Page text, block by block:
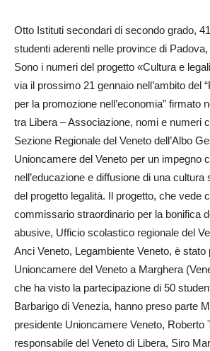
Otto Istituti secondari di secondo grado,
studenti aderenti nelle province di
Sono i numeri del progetto «Cultura e
via il prossimo 21 gennaio nell’ambito del
per la promozione nell’economia” firmato
tra Libera – Associazione, nomi e numeri
Sezione Regionale del Veneto dell’Albo
Unioncamere del Veneto per un impegno
nell’educazione e diffusione di una cultura
del progetto legalità. Il progetto, che vede
commissario straordinario per la bonifica
abusive, Ufficio scolastico regionale del
Anci Veneto, Legambiente Veneto, è
Union­camere del Veneto a Marghera
che ha visto la partecipazione di 50
Barbarigo di Venezia, hanno preso parte
presidente Unioncamere Veneto, Roberto
responsabile del Veneto di Libera, Siro